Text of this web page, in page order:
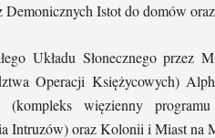
Demonicznych Istot do domów
Układu Słonecznego przez
Operacji Księżycowych)
(kompleks więzienny
Intruzów) oraz Kolonii i Miast na